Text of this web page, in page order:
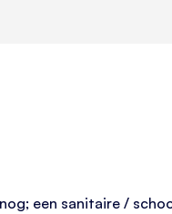
een sanitaire /